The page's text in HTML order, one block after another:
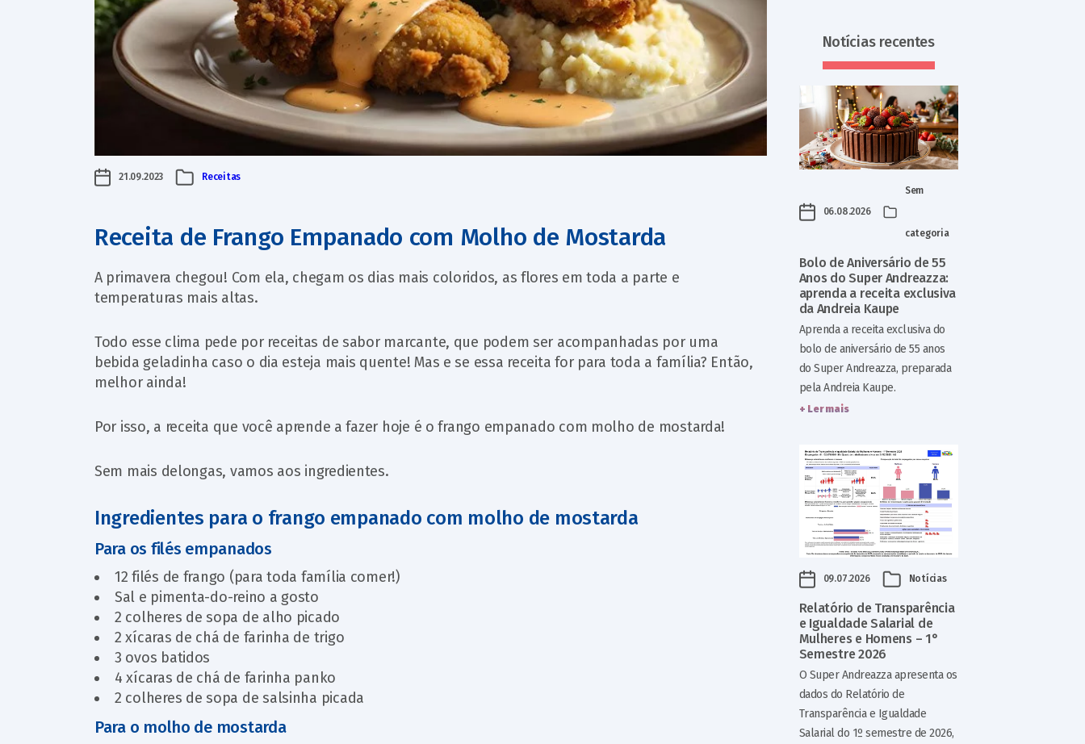
21.09.2023 Receitas
Receita de Frango Empanado com Molho de Mostarda
A primavera chegou! Com ela, chegam os dias mais coloridos, as flores em toda a parte e
temperaturas mais altas.
Todo esse clima pede por receitas de sabor marcante, que podem ser acompanhadas por uma
bebida geladinha caso o dia esteja mais quente! Mas e se essa receita for para toda a família? Então,
melhor ainda!
Por isso, a receita que você aprende a fazer hoje é o frango empanado com molho de mostarda!
Sem mais delongas, vamos aos ingredientes.
Ingredientes para o frango empanado com molho de mostarda
Para os filés empanados
12 filés de frango (para toda família comer!)
Sal e pimenta-do-reino a gosto
2 colheres de sopa de alho picado
2 xícaras de chá de farinha de trigo
3 ovos batidos
4 xícaras de chá de farinha panko
2 colheres de sopa de salsinha picada
Para o molho de mostarda
Notícias recentes
06.08.2026
Sem
categoria
Bolo de Aniversário de 55
Anos do Super Andreazza:
aprenda a receita exclusiva
da Andreia Kaupe
Aprenda a receita exclusiva do
bolo de aniversário de 55 anos
do Super Andreazza, preparada
pela Andreia Kaupe.
+ Ler mais
09.07.2026 Notícias
Relatório de Transparência
e Igualdade Salarial de
Mulheres e Homens – 1°
Semestre 2026
O Super Andreazza apresenta os
dados do Relatório de
Transparência e Igualdade
Salarial do 1º semestre de 2026,